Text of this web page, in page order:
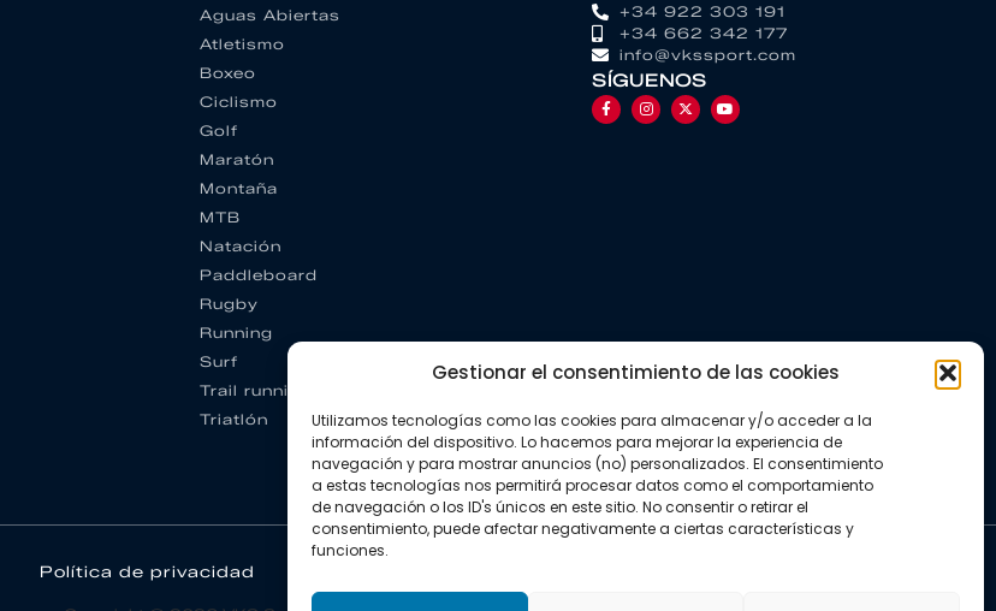
Gestionar el consentimiento de las cookies
Utilizamos tecnologías como las cookies para almacenar y/o acceder a la
información del dispositivo. Lo hacemos para mejorar la experiencia de
navegación y para mostrar anuncios (no) personalizados. El consentimiento
a estas tecnologías nos permitirá procesar datos como el comportamiento
de navegación o los ID's únicos en este sitio. No consentir o retirar el
consentimiento, puede afectar negativamente a ciertas características y
funciones.
Aguas Abiertas
Atletismo
Boxeo
Ciclismo
Golf
Maratón
Montaña
MTB
Natación
Paddleboard
Rugby
Running
Surf
Trail running
Triatlón
+34 922 303 191
+34 662 342 177
info@vkssport.com
SÍGUENOS
Política de privacidad